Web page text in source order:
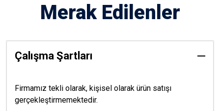
Merak Edilenler
Çalışma Şartları
Firmamız tekli olarak, kişisel olarak ürün satışı
gerçekleştirmemektedir.